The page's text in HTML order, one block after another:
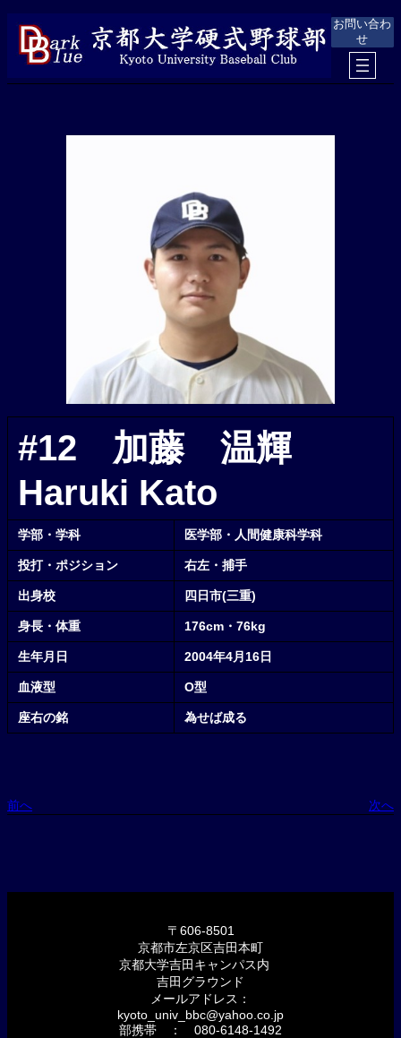
キ
お問い合わ
せ
#12 加藤 温輝
Haruki Kato
学部・学科 医学部・ 人間健康科学科
投打・ポジション 右左・捕手
出身校 四日市(三重)
身長・体重 176cm・76kg
生年月日 2004年4月16日
血液型 O型
座右の銘 為せば成る
前へ 次へ
〒606-8501
京都市左京区吉田本町
京都大学吉田キャンパス内
吉田グラウンド
メールアドレス：
kyoto_univ_bbc@yahoo.co.jp
部携帯 ： 080-6148-1492